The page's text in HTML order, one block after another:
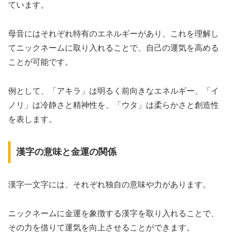
ています。
母音にはそれぞれ特有のエネルギーがあり、これを理解し
てニックネームに取り入れることで、自己の運気を高める
ことが可能です。
例として、「アキラ」は明るく前向きなエネルギー、「イ
ノリ」は冷静さと精神性を、「ウタ」は柔らかさと創造性
を表します。
漢字の意味と金運の関係
漢字一文字には、それぞれ独自の意味や力があります。
ニックネームに金運を象徴する漢字を取り入れることで、
その力を借りて運気を向上させることができます。